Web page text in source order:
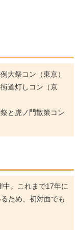
大祭コン（東京）
道灯しコン（京
と虎ノ門散策コン
。これまで17年に
ため、初対面でも